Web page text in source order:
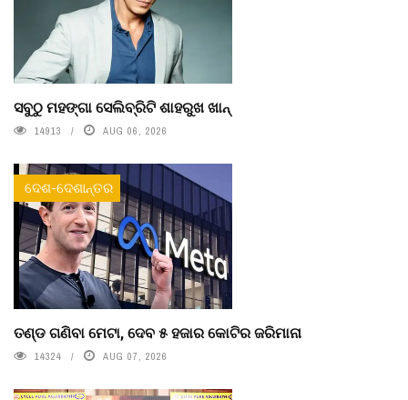
ସବୁଠୁ ମହଙ୍ଗା ସେଲିବ୍ରିଟି ଶାହରୁଖ ଖାନ୍
14913 AUG 06, 2026
ଦେଶ-ଦେଶାନ୍ତର
ତଣ୍ଡ ଗଣିବା ମେଟା, ଦେବ ୫ ହଜାର କୋଟିର ଜରିମାନା
14324 AUG 07, 2026